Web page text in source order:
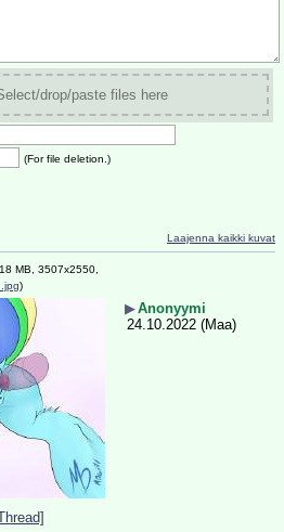
drop/paste files here
(For file deletion.)
Laajenna kaikki kuvat
MB, 3507x2550,
)
▶Anonyymi
24.10.2022 (Maa)